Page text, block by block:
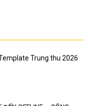
Trung thu 2026